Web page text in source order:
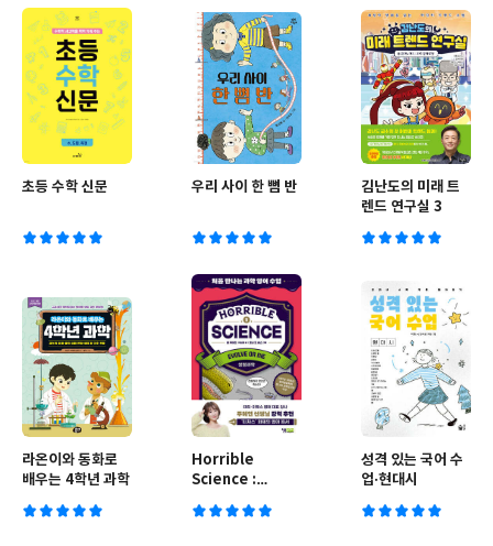
초등 수학 신문 우리 사이 한 뼘 반
김난도의 미래 트
렌드 연구실 3
라온이와 동화로
배우는 4학년 과학
Horrible
Science :
Die(생명과학)
성격 있는 국어 수
업·현대시